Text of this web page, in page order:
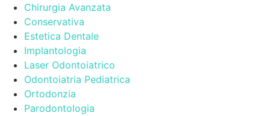
Chirurgia Avanzata
Conservativa
Estetica Dentale
Implantologia
Laser Odontoiatrico
Odontoiatria Pediatrica
Ortodonzia
Parodontologia